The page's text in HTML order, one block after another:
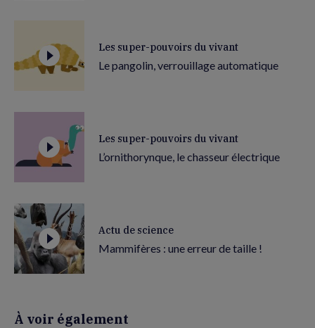
Les super-pouvoirs du vivant
Le pangolin, verrouillage automatique
Les super-pouvoirs du vivant
L’ornithorynque, le chasseur électrique
Actu de science
Mammifères : une erreur de taille !
À voir également